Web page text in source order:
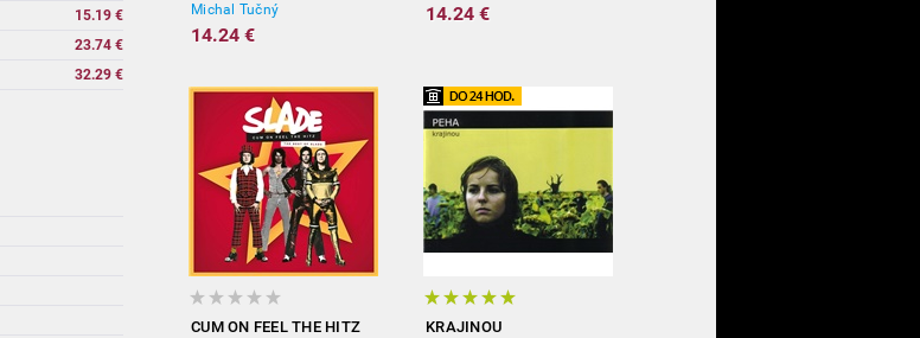
15.19 €
23.74 €
32.29 €
Michal Tučný
14.24 €
14.24 €
CUM ON FEEL THE HITZ
KRAJINOU